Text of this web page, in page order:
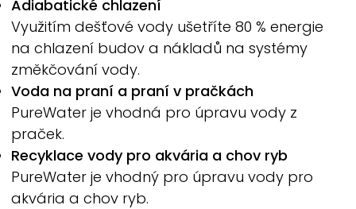
Adiabatické chlazení
Využitím dešťové vody ušetříte 80 % energie
na chlazení budov a nákladů na systémy
změkčování vody.
Voda na praní a praní v pračkách
PureWater je vhodná pro úpravu vody z
praček.
Recyklace vody pro akvária a chov ryb
PureWater je vhodný pro úpravu vody pro
akvária a chov ryb.